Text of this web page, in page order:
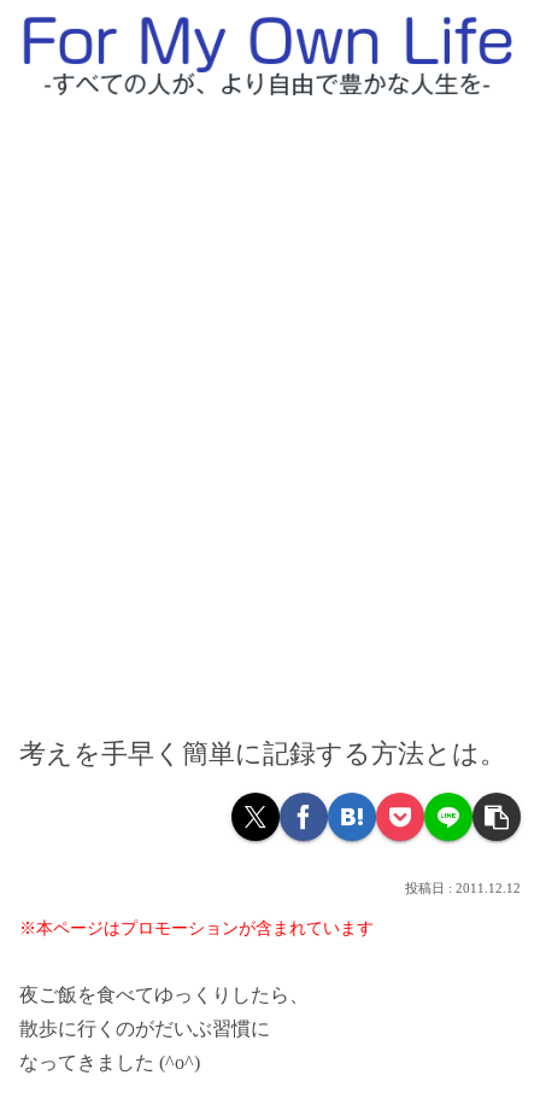
考えを手早く簡単に記録する方法とは。
2011.12.12
※本ページはプロモーションが含まれています
夜ご飯を食べてゆっくりしたら、
散歩に行くのがだいぶ習慣に
なってきました (^o^)